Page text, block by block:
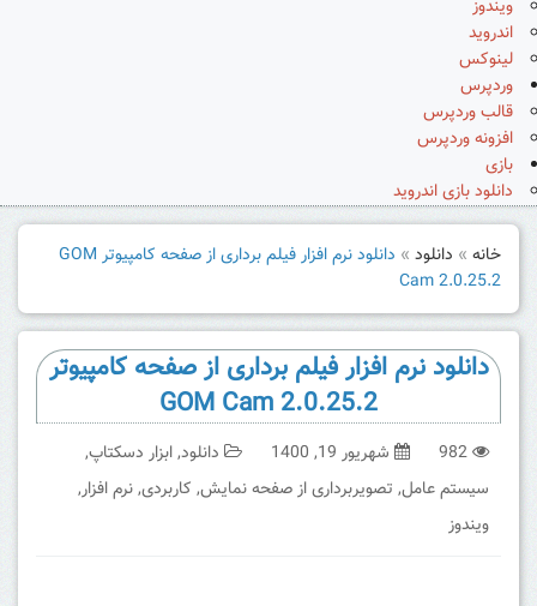
ویندوز
اندروید
لینوکس
وردپرس
قالب وردپرس
افزونه وردپرس
بازی
دانلود بازی اندروید
خانه » دانلود »
دانلود نرم افزار فیلم برداری از صفحه کامپیوتر GOM
Cam 2.0.25.2
دانلود نرم افزار فیلم برداری از صفحه کامپیوتر
GOM Cam 2.0.25.2
982 شهریور 19, 1400 دانلود,ابزار دسکتاپ,
سیستم عامل, تصویربرداری از صفحه نمایش, کاربردی,نرم افزار,
ویندوز